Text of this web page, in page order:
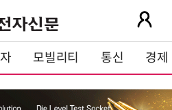
모빌리티 통신 경제